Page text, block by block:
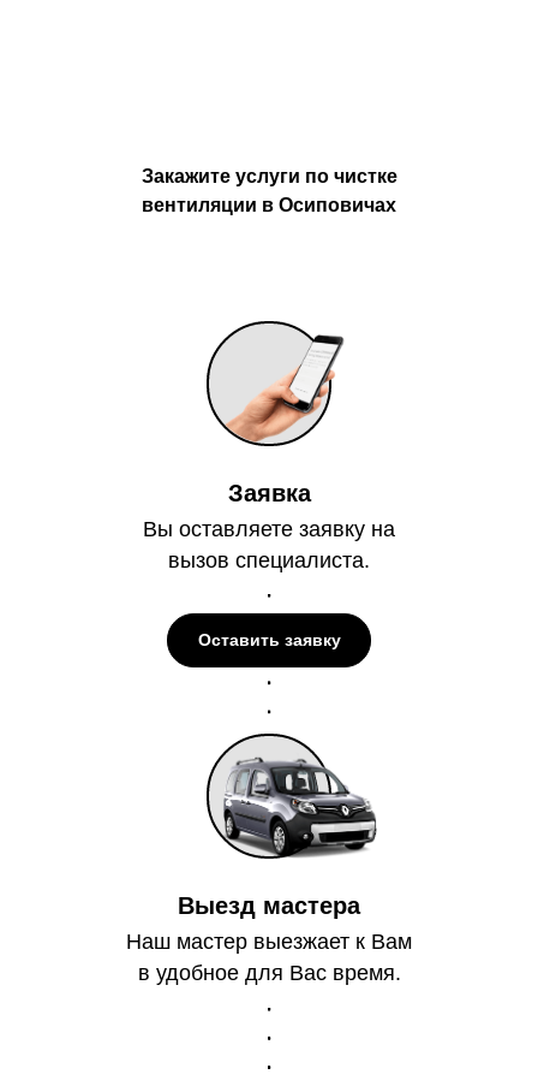
Вы оставляете заявку на
вызов специалиста.
Заявка
Выезд мастера
Наш мастер выезжает к Вам
в удобное для Вас время.
Закажите услуги по чистке
вентиляции в Осиповичах
Оставить заявку